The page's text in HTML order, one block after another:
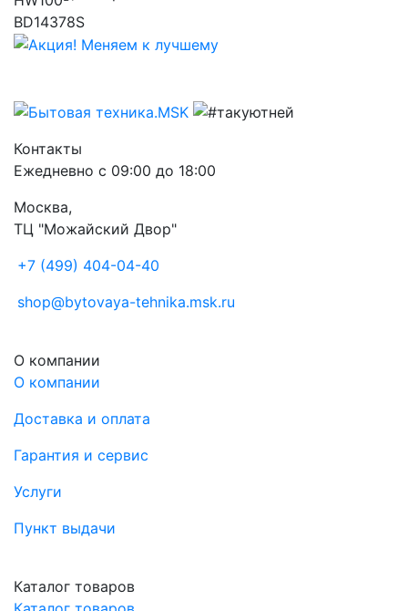
Контакты
Ежедневно с 09:00 до 18:00
Москва,
ТЦ "Можайский Двор"
+7 (499) 404-04-40
shop@bytovaya-tehnika.msk.ru
О компании
О компании
Доставка и оплата
Гарантия и сервис
Услуги
Пункт выдачи
Каталог товаров